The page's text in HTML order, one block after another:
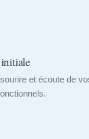
et écoute de